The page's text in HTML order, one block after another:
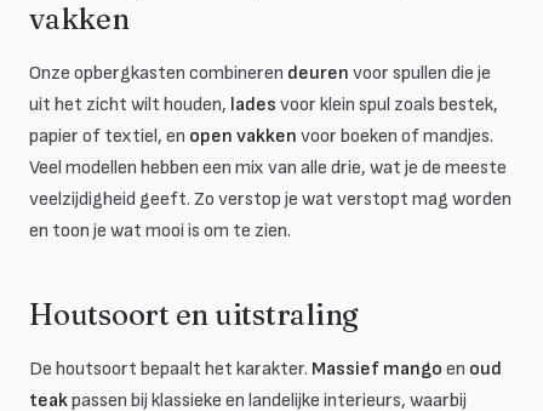
vakken
Onze opbergkasten combineren deuren voor spullen die je
uit het zicht wilt houden, lades voor klein spul zoals bestek,
papier of textiel, en open vakken voor boeken of mandjes.
Veel modellen hebben een mix van alle drie, wat je de meeste
veelzijdigheid geeft. Zo verstop je wat verstopt mag worden
en toon je wat mooi is om te zien.
Houtsoort en uitstraling
De houtsoort bepaalt het karakter. Massief mango en oud
teakpassen bij klassieke en landelijke interieurs, waarbij